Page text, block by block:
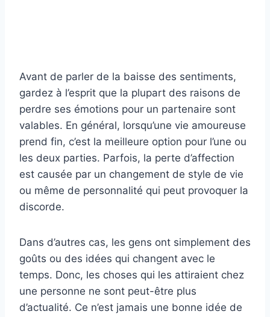
Avant de parler de la baisse des sentiments,
gardez à l’esprit que la plupart des raisons de
perdre ses émotions pour un partenaire sont
valables. En général, lorsqu’une vie amoureuse
prend fin, c’est la meilleure option pour l’une ou
les deux parties. Parfois, la perte d’affection
est causée par un changement de style de vie
ou même de personnalité qui peut provoquer la
discorde.
Dans d’autres cas, les gens ont simplement des
goûts ou des idées qui changent avec le
temps. Donc, les choses qui les attiraient chez
une personne ne sont peut-être plus
d’actualité. Ce n’est jamais une bonne idée de